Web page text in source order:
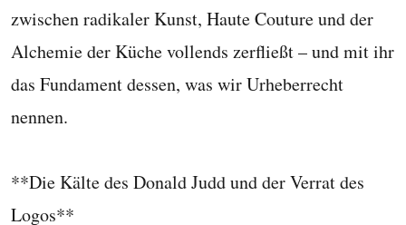
zwischen radikaler Kunst, Haute Couture und der
Alchemie der Küche vollends zerfließt – und mit ihr
das Fundament dessen, was wir Urheberrecht
nennen.
**Die Kälte des Donald Judd und der Verrat des
Logos**